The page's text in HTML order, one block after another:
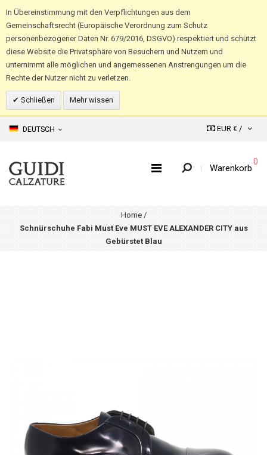
In Übereinstimmung mit den Verpflichtungen aus dem
Gemeinschaftsrecht (Europäische Verordnung zum Schutz
personenbezogener Daten Nr. 679/2016, DSGVO) respektiert und schützt
diese Website die Privatsphäre von Besuchern und Nutzern und
unternimmt alle möglichen und angemessenen Anstrengungen um die
Rechte der Nutzer nicht zu verletzen.
Schließen Mehr wissen
DEUTSCH EUR € /
Warenkorb
0
Home /
Schnürschuhe Fabi Must Eve MUST EVE ALEXANDER CITY aus
Gebürstet Blau